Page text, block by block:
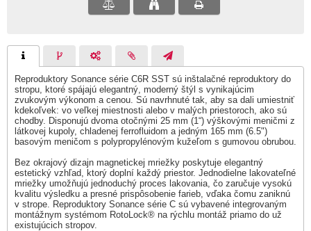
Reproduktory Sonance série C6R SST sú inštalačné reproduktory do
stropu, ktoré spájajú elegantný, moderný štýl s vynikajúcim
zvukovým výkonom a cenou. Sú navrhnuté tak, aby sa dali umiestniť
kdekoľvek: vo veľkej miestnosti alebo v malých priestoroch, ako sú
chodby. Disponujú dvoma otočnými 25 mm (1“) výškovými meničmi z
látkovej kupoly, chladenej ferrofluidom a jedným 165 mm (6.5")
basovým meničom s polypropylénovým kužeľom s gumovou obrubou.
Bez okrajový dizajn magnetickej mriežky poskytuje elegantný
estetický vzhľad, ktorý doplní každý priestor. Jednodielne lakovateľné
mriežky umožňujú jednoduchý proces lakovania, čo zaručuje vysokú
kvalitu výsledku a presné prispôsobenie farieb, vďaka čomu zaniknú
v strope. Reproduktory Sonance série C sú vybavené integrovaným
montážnym systémom RotoLock® na rýchlu montáž priamo do už
existujúcich stropov.